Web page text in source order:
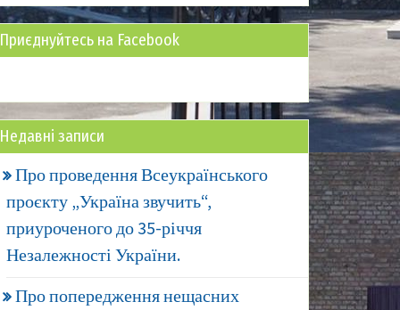
Приєднуйтесь на Facebook
Недавні записи
Про проведення Всеукраїнського
проєкту „Україна звучить“,
приуроченого до 35-річчя
Незалежності України.
Про попередження нещасних